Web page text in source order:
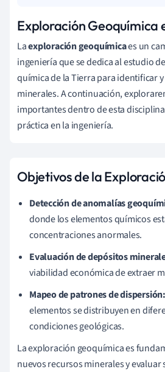
Exploración Geoquímica
Laexploración geoquímicaes un
ingeniería que se dedica al estudio
química de la Tierra para identificar
minerales. A continuación,
importantes dentro de esta
práctica en la ingeniería.
Objetivos de la
Detección de anomalías
donde los elementos químicos
concentraciones anormales.
Evaluación de depósitos
viabilidad económica de extraer
Mapeo de patrones de dispersión:
elementos se distribuyen en
condiciones geológicas.
La exploración geoquímica es
nuevos recursos minerales y evaluar